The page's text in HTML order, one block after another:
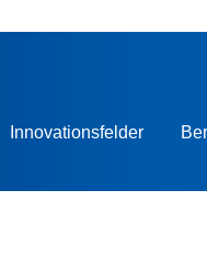
Innovationsfelder